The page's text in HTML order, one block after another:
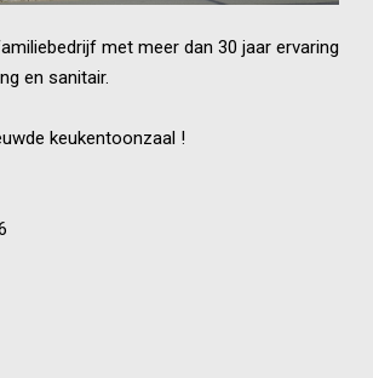
met meer dan 30 jaar ervaring
en sanitair.
keukentoonzaal !